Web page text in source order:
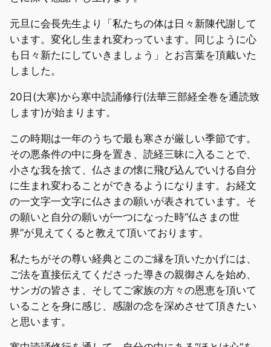
元旦に会長先生より「私たちの体は日々新陳代謝して
います。変化し生まれ変わっています。同じように心
も日々新たにしていきましょう」とお言葉を頂戴いた
しました。
20日(大寒)から寒中読誦修行(法華三部経全巻を通読致
します)が始まります。
この時期は一年のうちで最も寒さが厳しい季節です。
その悪条件の中に身を置き、読経三昧に入ることで、
小さな我を捨て、仏さまの懐に飛び込んでいける自分
に生まれ変わることができるようになります。お経文
の一文字一文字に仏さまの願いが表されています。そ
の願いと自分の願いが一つになった時“仏さまの世
界”が見えてくると教えて頂いております。
私たちがその尊い経典とこのご縁を頂いたかげには、
ご法を直接伝えてくださった導きの親御さんを始め、
サンガの皆さま、そしてご家族の方々の恩恵を頂いて
いることを身に感じ、感謝の念を深めさせて頂きたい
と思います。